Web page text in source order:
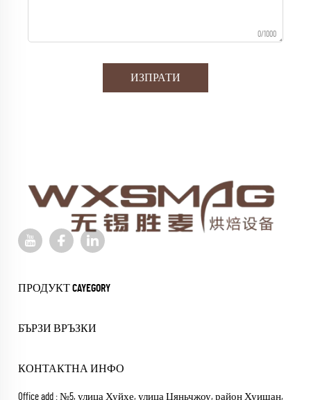
0/1000
ИЗПРАТИ
ПРОДУКТ CAYEGORY
БЪРЗИ ВРЪЗКИ
КОНТАКТНА ИНФО
Office add : №5, улица Хуйхе, улица Цяньчжоу, район Хуишан,